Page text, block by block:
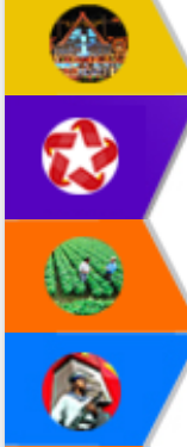
Kết nối tour, đẩy mạnh
để phát triển du lịch Đắk Lắk
Khởi động Dự án Đầu tư xây
tầng kỹ thuật Cụm công
Gặp mặt các cơ quan báo
niệm 101 năm Ngày Báo
mạng Việt Nam
Đắk Lắk sơ kết 4 năm triển
hiện Đề án 06 của Chính phủ
Họp báo thông tin về Hội
Quy hoạch và Xúc tiến
Khơi thông điểm nghẽn, đẩy
giải ngân vốn khắc phục
HĐND tỉnh thông qua điều
hoạch tỉnh thời kỳ 2021-2030